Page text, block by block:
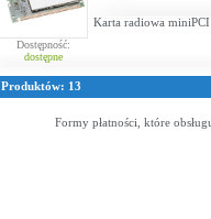
Dostępność:
dostępne
Karta radiowa
Produktów: 13
Formy płatności, które